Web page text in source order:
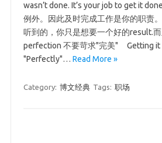
wasn’t done. It’s your job to get it
例外。因此及时完成工作是你的职责
听到的，你只是想要一个好的result.
perfection 不要苛求"完美" Getting it
"Perfectly"… Read More »
Category: 博文经典 Tags: 职场